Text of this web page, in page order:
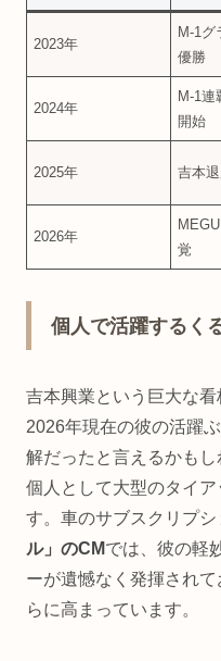
2023年
M-1グ
優勝
2024年
M-1連
開始
2025年 吉本
2026年
覚
個人で活躍するく
吉本興業という巨大な看
2026年現在の彼の活躍
解だったと言えるかもし
個人として大型のタイ
す。車のサブスクリプシ
ル」のCMでは、彼の軽
ーが遺憾なく発揮され
らに高まっています。